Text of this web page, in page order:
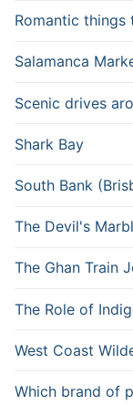
Romantic
Salamanca
Scenic drives
Shark Bay
South Bank
The Devil's
The Ghan Train
The Role of
West Coast
Which brand of